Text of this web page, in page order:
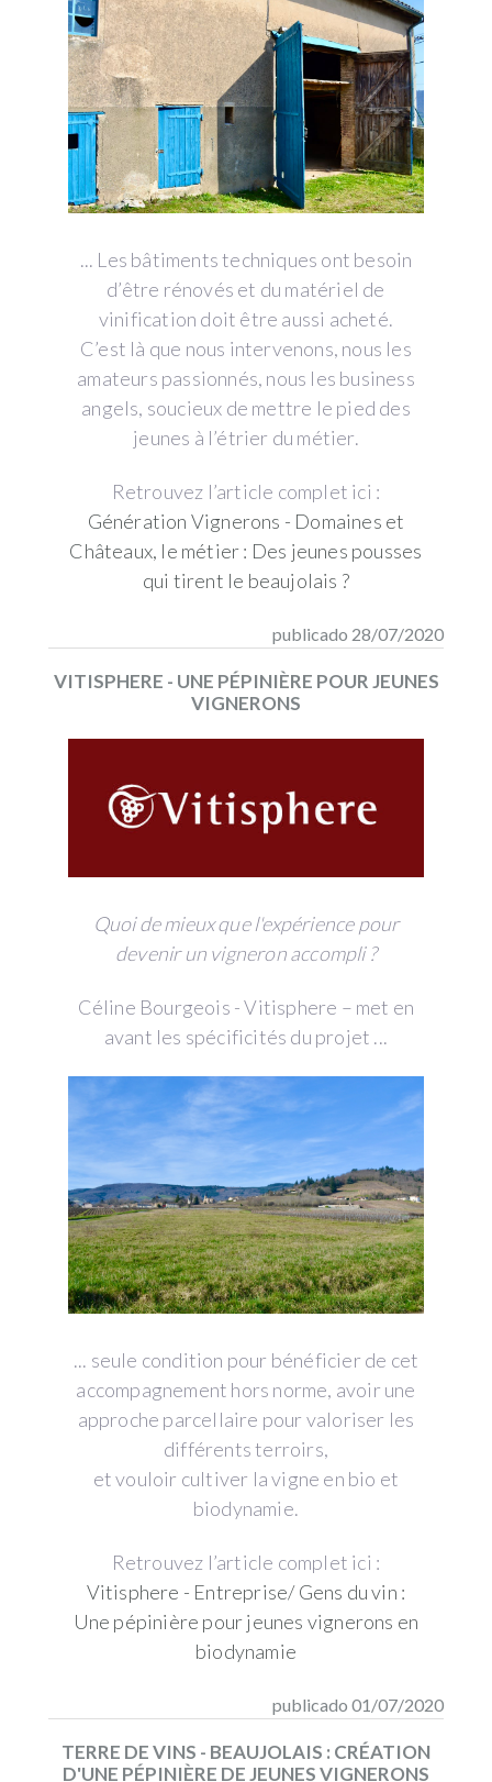
... Les bâtiments techniques ont besoin
d’être rénovés et du matériel de
vinification doit être aussi acheté.
C’est là que nous intervenons, nous les
amateurs passionnés, nous les business
angels, soucieux de mettre le pied des
jeunes à l’étrier du métier.
Retrouvez l’article complet ici :
Génération Vignerons - Domaines et
Châteaux, le métier : Des jeunes pousses
qui tirent le beaujolais ?
publicado 28/07/2020
VITISPHERE - UNE PÉPINIÈRE POUR JEUNES
VIGNERONS
Quoi de mieux que l'expérience pour
devenir un vigneron accompli ?
Céline Bourgeois - Vitisphere – met en
avant les spécificités du projet ...
... seule condition pour bénéficier de cet
accompagnement hors norme, avoir une
approche parcellaire pour valoriser les
différents terroirs,
et vouloir cultiver la vigne en bio et
biodynamie.
Retrouvez l’article complet ici :
Vitisphere - Entreprise/ Gens du vin :
Une pépinière pour jeunes vignerons en
biodynamie
publicado 01/07/2020
TERRE DE VINS - BEAUJOLAIS : CRÉATION
D'UNE PÉPINIÈRE DE JEUNES VIGNERONS